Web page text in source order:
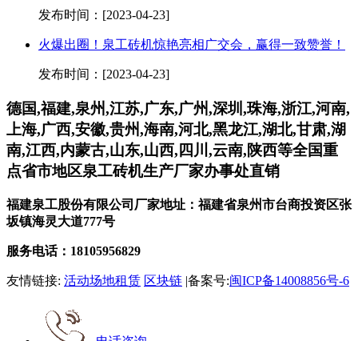
发布时间：[2023-04-23]
火爆出圈！泉工砖机惊艳亮相广交会，赢得一致赞誉！
发布时间：[2023-04-23]
德国,福建,泉州,江苏,广东,广州,深圳,珠海,浙江,河南,
上海,广西,安徽,贵州,海南,河北,黑龙江,湖北,甘肃,湖
南,江西,内蒙古,山东,山西,四川,云南,陕西等全国重
点省市地区泉工砖机生产厂家办事处直销
福建泉工股份有限公司厂家地址：福建省泉州市台商投资区张
坂镇海灵大道777号
服务电话：18105956829
友情链接: 活动场地租赁 区块链 |备案号:闽ICP备14008856号-6